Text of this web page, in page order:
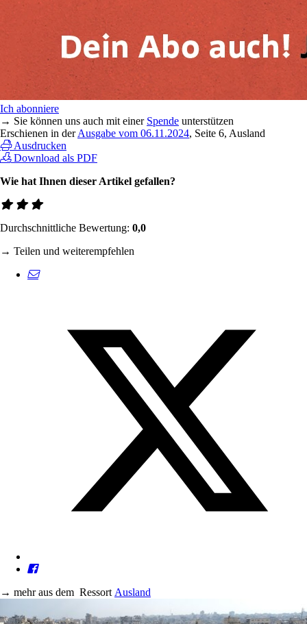
Ich abonniere
→ Sie können uns auch mit einer Spende unterstützen
Erschienen in derAusgabe vom 06.11.2024, Seite 6, Ausland
Ausdrucken
Download als PDF
Wie hat Ihnen dieser Artikel gefallen?
Durchschnittliche Bewertung: 0,0
→ Teilen und weiterempfehlen
→ mehr aus dem Ressort Ausland